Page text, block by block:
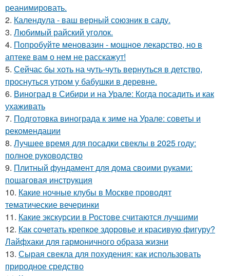
реанимировать.
2. Календула - ваш верный союзник в саду.
3. Любимый райский уголок.
4. Попробуйте меновазин - мощное лекарство, но в
аптеке вам о нем не расскажут!
5. Сейчас бы хоть на чуть-чуть вернуться в детство,
проснуться утром у бабушки в деревне.
6. Виноград в Сибири и на Урале: Когда посадить и как
ухаживать
7. Подготовка винограда к зиме на Урале: советы и
рекомендации
8. Лучшее время для посадки свеклы в 2025 году:
полное руководство
9. Плитный фундамент для дома своими руками:
пошаговая инструкция
10. Какие ночные клубы в Москве проводят
тематические вечеринки
11. Какие экскурсии в Ростове считаются лучшими
12. Как сочетать крепкое здоровье и красивую фигуру?
Лайфхаки для гармоничного образа жизни
13. Сырая свекла для похудения: как использовать
природное средство